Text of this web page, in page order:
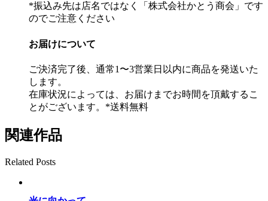
*振込み先は店名ではなく「株式会社かとう商会」です
のでご注意ください
お届けについて
ご決済完了後、通常1〜3営業日以内に商品を発送いた
します。
在庫状況によっては、お届けまでお時間を頂戴するこ
とがございます。*送料無料
関連作品
Related Posts